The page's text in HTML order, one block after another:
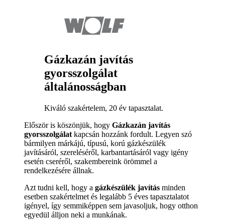
Gázkazán javítás
gyorsszolgálat
általánosságban
Kiváló szakértelem, 20 év tapasztalat.
Először is köszönjük, hogy Gázkazán javítás
gyorsszolgálat kapcsán hozzánk fordult. Legyen szó
bármilyen márkájú, típusú, korú gázkészülék
javításáról, szereléséről, karbantartásáról vagy igény
esetén cseréről, szakembereink örömmel a
rendelkezésére állnak.
Azt tudni kell, hogy a gázkészülék javítás minden
esetben szakértelmet és legalább 5 éves tapasztalatot
igényel, így semmiképpen sem javasoljuk, hogy otthon
egyedül álljon neki a munkának.